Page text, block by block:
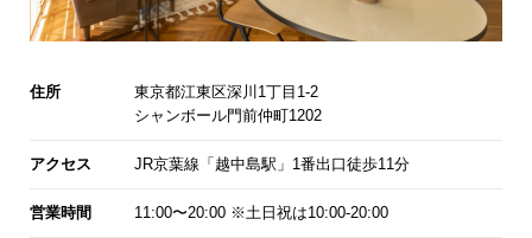
住所
東京都江東区深川1丁目1-2
シャンボール門前仲町1202
アクセス JR京葉線「越中島駅」1番出口徒歩11分
営業時間 11:00〜20:00 ※土日祝は10:00-20:00